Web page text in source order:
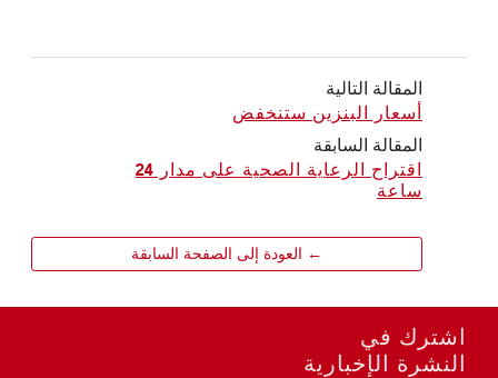
المقالة التالية
أسعار البنزين ستنخفض
المقالة السابقة
اقتراح الرعاية الصحية على مدار 24
ساعة
← العودة إلى الصفحة السابقة
اشترك في
النشرة الإخبارية